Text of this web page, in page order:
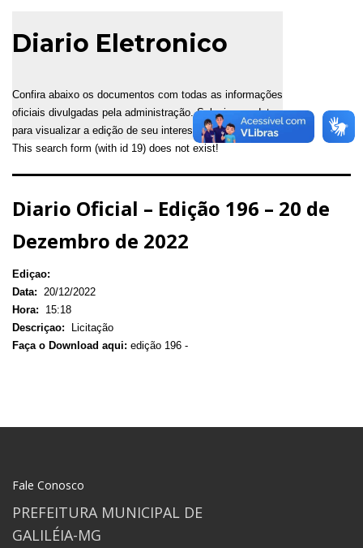
Diario Eletronico
Confira abaixo os documentos com todas as informações
oficiais divulgadas pela administração. Selecione a data
para visualizar a edição de seu interesse.
This search form (with id 19) does not exist!
Diario Oficial – Edição 196 – 20 de
Dezembro de 2022
Ediçao:
Data:
20/12/2022
Hora:
15:18
Descriçao:
Licitação
Faça o Download aqui: edição 196 -
Fale Conosco
PREFEITURA MUNICIPAL DE
GALILÉIA-MG